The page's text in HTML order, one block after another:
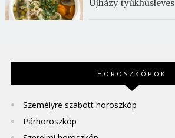
Újházy tyúkhúsleves
HOROSZKÓPOK
Személyre szabott horoszkóp
Párhoroszkóp